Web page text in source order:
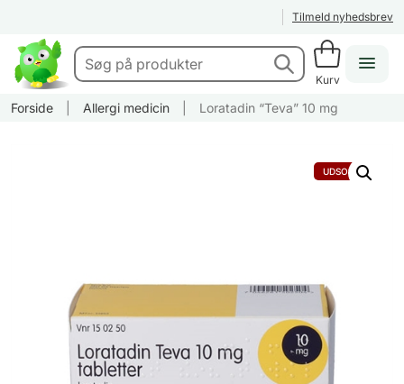
Tilmeld nyhedsbrev
Kurv
Forside Allergi medicin Loratadin “Teva” 10 mg
UDSOLGT